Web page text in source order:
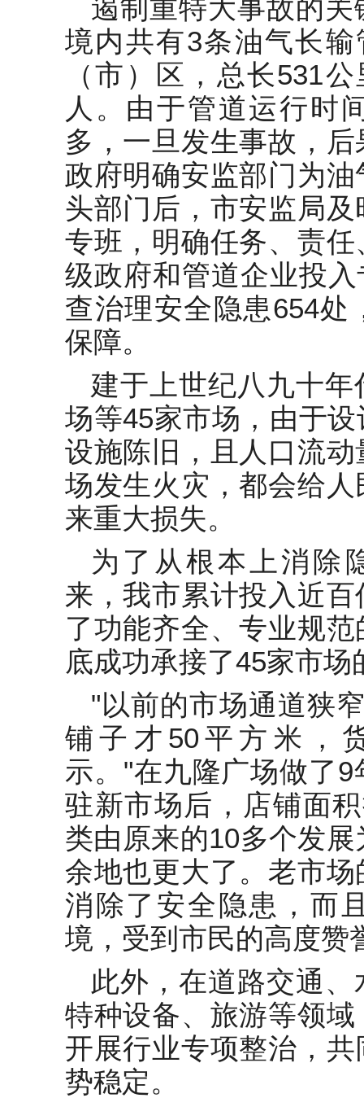
遏制重特大事故的
境内共有3条油气长
（市）区，总长531
人。由于管道运行时
多，一旦发生事故，
政府明确安监部门为
头部门后，市安监局
专班，明确任务、责
级政府和管道企业投
查治理安全隐患654处
保障。
建于上世纪八九十
场等45家市场，由于
设施陈旧，且人口流
场发生火灾，都会给
来重大损失。
为了从根本上消除
来，我市累计投入近
了功能齐全、专业规
底成功承接了45家市
"以前的市场通道狭
铺子才50平方米，
示。"在九隆广场做了
驻新市场后，店铺面
类由原来的10多个发
余地也更大了。老市
消除了安全隐患，而
境，受到市民的高度赞
此外，在道路交通
特种设备、旅游等领
开展行业专项整治，
势稳定。